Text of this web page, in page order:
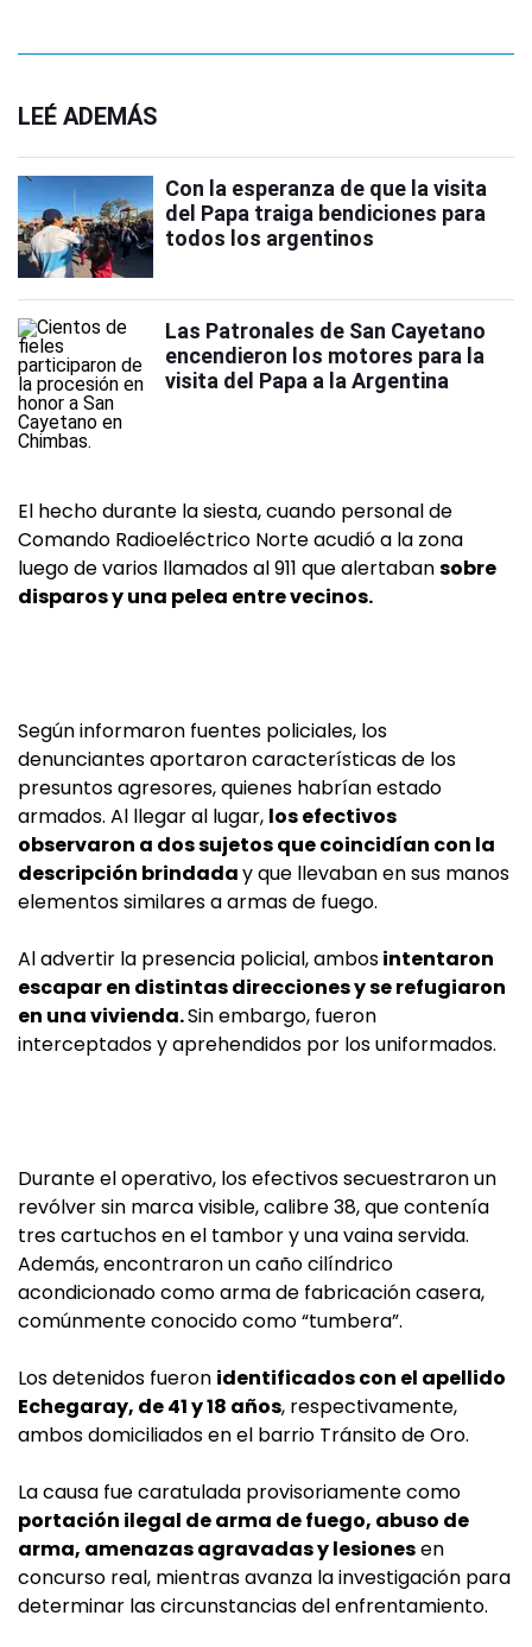
LEÉ ADEMÁS
Con la esperanza de que la visita
del Papa traiga bendiciones para
todos los argentinos
Las Patronales de San Cayetano
encendieron los motores para la
visita del Papa a la Argentina
El hecho durante la siesta, cuando personal de
Comando Radioeléctrico Norte acudió a la zona
luego de varios llamados al 911 que alertabansobre
disparos y una pelea entre vecinos.
Según informaron fuentes policiales, los
denunciantes aportaron características de los
presuntos agresores, quienes habrían estado
armados. Al llegar al lugar, los efectivos
observaron a dos sujetos que coincidían con la
descripción brindaday que llevaban en sus manos
elementos similares a armas de fuego.
Al advertir la presencia policial, ambosintentaron
escapar en distintas direcciones y se refugiaron
en una vivienda.Sin embargo, fueron
interceptados y aprehendidos por los uniformados.
Durante el operativo, los efectivos secuestraron un
revólver sin marca visible, calibre 38, que contenía
tres cartuchos en el tambor y una vaina servida.
Además, encontraron un caño cilíndrico
acondicionado como arma de fabricación casera,
comúnmente conocido como “tumbera”.
Los detenidos fueron identificados con el apellido
Echegaray, de 41 y 18 años, respectivamente,
ambos domiciliados en el barrio Tránsito de Oro.
La causa fue caratulada provisoriamente como
portación ilegal de arma de fuego, abuso de
arma, amenazas agravadas y lesionesen
concurso real, mientras avanza la investigación para
determinar las circunstancias del enfrentamiento.